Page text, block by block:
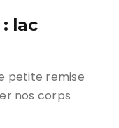
lac
petite remise
nos corps